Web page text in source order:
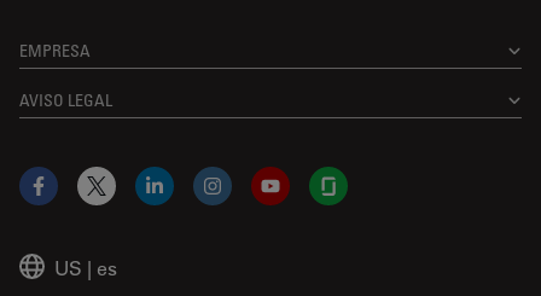
EMPRESA
AVISO LEGAL
US | es
Facebook
X LinkedInInstagramYouTubeGlassdoor